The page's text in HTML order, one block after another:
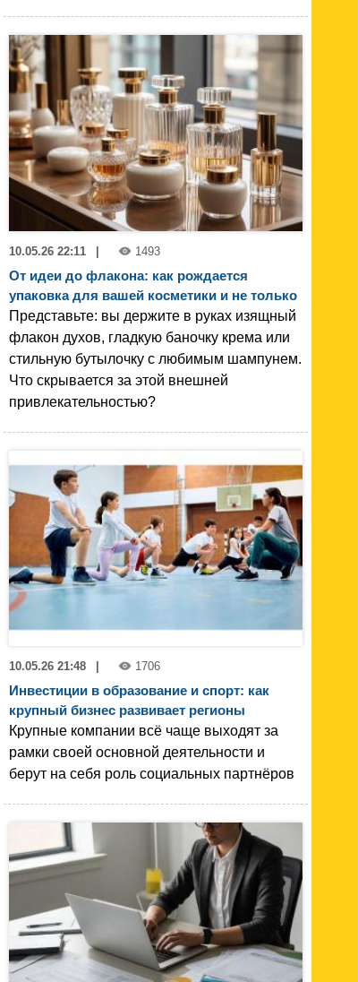
10.05.26 22:11 | 1493
От идеи до флакона: как рождается
упаковка для вашей косметики и не только
Представьте: вы держите в руках изящный
флакон духов, гладкую баночку крема или
стильную бутылочку с любимым шампунем.
Что скрывается за этой внешней
привлекательностью?
10.05.26 21:48 1706
Инвестиции в образование и спорт: как
крупный бизнес развивает регионы
Крупные компании всё чаще выходят за
рамки своей основной деятельности и
берут на себя роль социальных партнёров